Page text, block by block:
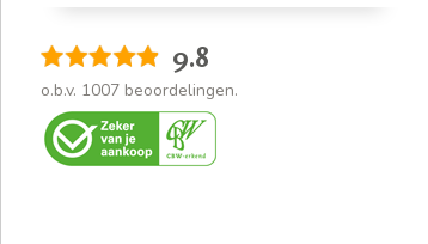
9.8
o.b.v. 1007 beoordelingen.